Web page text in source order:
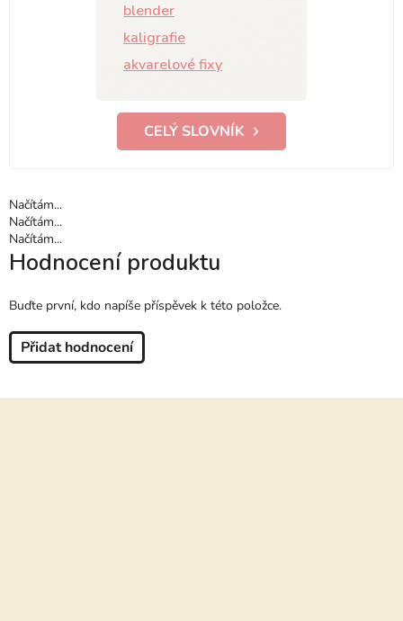
blender
kaligrafie
akvarelové fixy
CELÝ SLOVNÍK
Načítám...
Načítám...
Načítám...
Hodnocení produktu
Buďte první, kdo napíše příspěvek k této položce.
Přidat hodnocení